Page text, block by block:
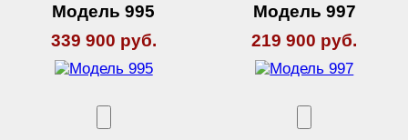
Модель 995
339 900 руб.
Модель 997
219 900 руб.